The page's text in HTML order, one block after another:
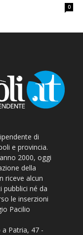
0
di
e provincia.
2000, oggi
della
riceve alcun
né da
le inserzioni
Pacilio
a Patria, 47 -